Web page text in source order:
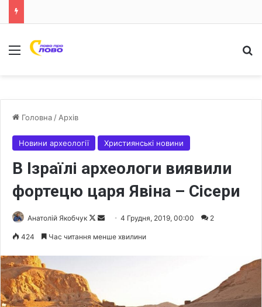
Меню
Головна / Архів
Новини археології Християнські новини
В Ізраїлі археологи виявили
фортецю царя Явіна – Сісери
Анатолій Якобчук
F
o e
4 Грудня, 2019, 00:00 2
424 Час читання менше хвилини